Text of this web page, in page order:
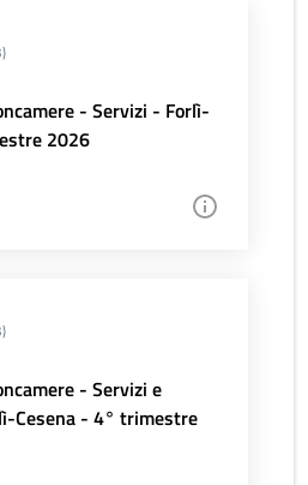
- Servizi - Forlì-
2026
- Servizi e
Cesena - 4° trimestre